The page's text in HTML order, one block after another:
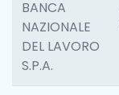
BANCA
NAZIONALE
DEL LAVORO
S.P.A.